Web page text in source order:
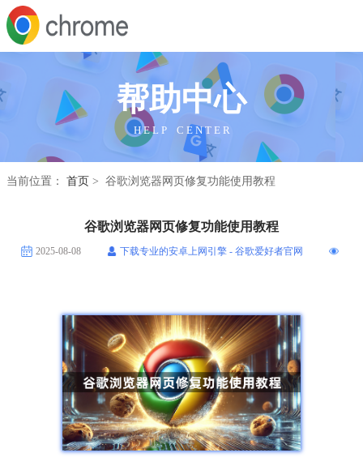
帮助中心
H E L P C E N T E R
当前位置： 首页 > 谷歌浏览器网页修复功能使用教程
谷歌浏览器网页修复功能使用教程
2025-08-08 下载专业的安卓上网引擎 - 谷歌爱好者官网